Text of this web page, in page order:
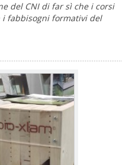
Pulisci
del CNI di far sì che i corsi
fabbisogni formativi del